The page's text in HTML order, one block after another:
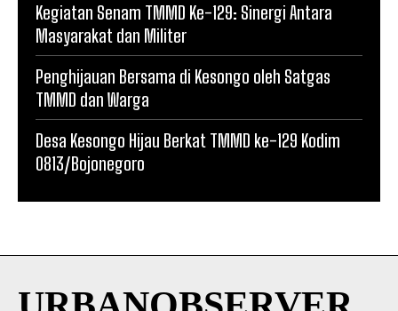
Kegiatan Senam TMMD Ke-129: Sinergi Antara
Masyarakat dan Militer
Penghijauan Bersama di Kesongo oleh Satgas
TMMD dan Warga
Desa Kesongo Hijau Berkat TMMD ke-129 Kodim
0813/Bojonegoro